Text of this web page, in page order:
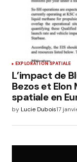
EXPLORATION SPATIALE
L’impact de
Bezos et Elon
spatiale en
byLucie Dubois17